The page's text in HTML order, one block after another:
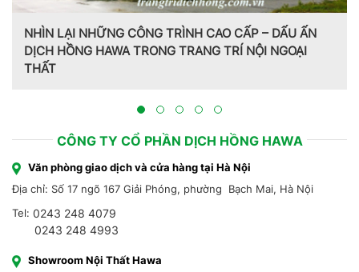
– DẤU ẤN
NGOẠI
CÔNG TY CỔ PHẦN DỊCH HỒNG HAWA
Văn phòng giao dịch và cửa hàng tại Hà Nội
Địa chỉ: Số 17 ngõ 167 Giải Phóng, phường Bạch Mai, Hà Nội
Tel: 0243 248 4079
0243 248 4993
Showroom Nội Thất Hawa